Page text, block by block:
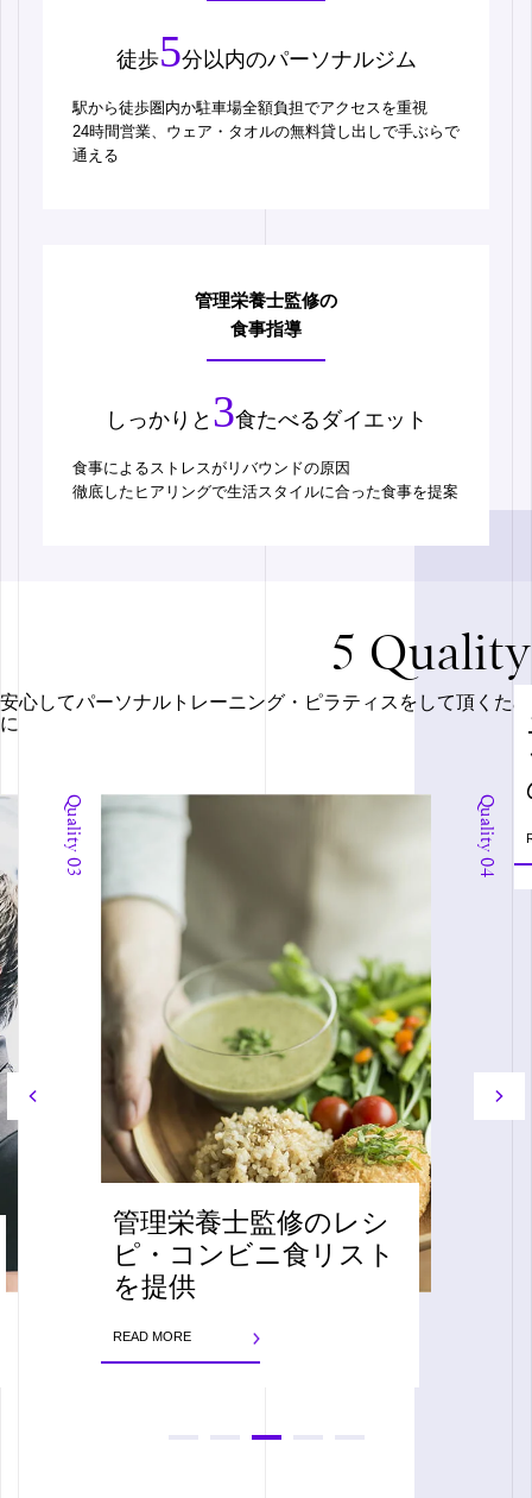
徒歩5分以内のパーソナルジム
駅から徒歩圏内か駐車場全額負担でアクセスを重視
24時間営業、ウェア・タオルの無料貸し出しで手ぶらで
通える
管理栄養士監修の
食事指導
しっかりと 3食たべるダイエット
食事によるストレスがリバウンドの原因
徹底したヒアリングで生活スタイルに合った食事を提案
5 Quality
安心してパーソナルトレーニング・ピラティスをして頂くため
に
Quality 03
管理栄養士監修のレシ
ピ・コンビニ食リスト
を提供
READ MORE
Quality 04
3